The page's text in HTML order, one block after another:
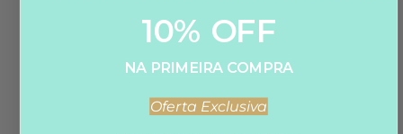
10% OFF
NA PRIMEIRA COMPRA
Oferta Exclusiva